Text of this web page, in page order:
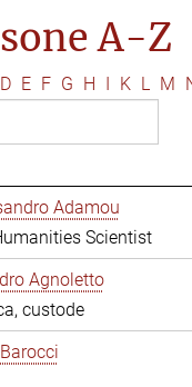
A-Z
D E F G H I K L M
Adamou
Scientist
Agnoletto
custode